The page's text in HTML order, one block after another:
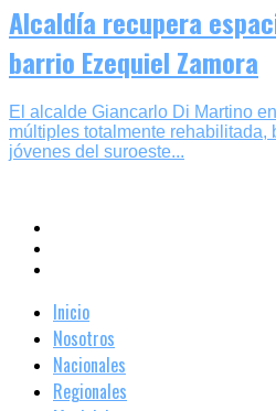
Alcaldía recupera
barrio Ezequiel Zamora
‎El alcalde Giancarlo Di Martino
múltiples totalmente rehabilitada,
jóvenes del suroeste...
Inicio
Nosotros
Nacionales
Regionales